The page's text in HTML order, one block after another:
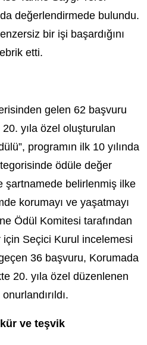
değerlendirmede bulundu.
bir işi başardığını
etti.
gelen 62 başvuru
yıla özel oluşturulan
programın ilk 10 yılında
ödüle değer
şartnamede belirlenmiş ilke
korumayı ve yaşatmayı
Ödül Komitesi tarafından
Seçici Kurul incelemesi
36 başvuru, Korumada
20. yıla özel düzenlenen
ve teşvik